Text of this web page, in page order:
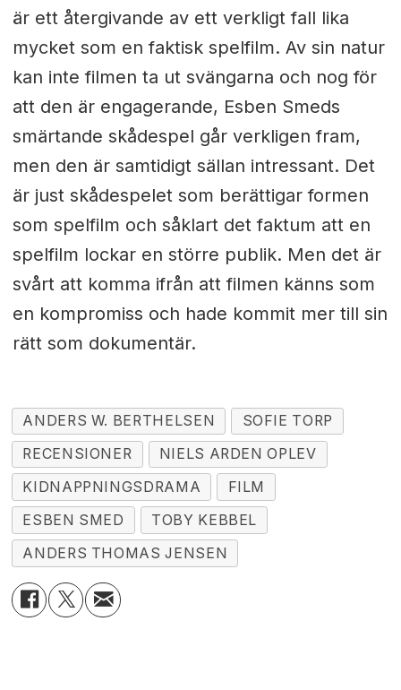
är ett återgivande av ett verkligt fall lika
mycket som en faktisk spelfilm. Av sin natur
kan inte filmen ta ut svängarna och nog för
att den är engagerande, Esben Smeds
smärtande skådespel går verkligen fram,
men den är samtidigt sällan intressant. Det
är just skådespelet som berättigar formen
som spelfilm och såklart det faktum att en
spelfilm lockar en större publik. Men det är
svårt att komma ifrån att filmen känns som
en kompromiss och hade kommit mer till sin
rätt som dokumentär.
ANDERS W. BERTHELSEN
SOFIE TORP
RECENSIONER
NIELS ARDEN OPLEV
KIDNAPPNINGSDRAMA
FILM
ESBEN SMED
TOBY KEBBEL
ANDERS THOMAS JENSEN